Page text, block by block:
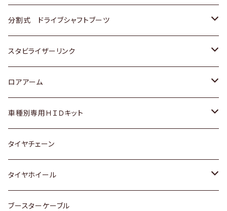
三菱
スバル
スバル
日産
いすゞ
ダイハツ
マツダ
三菱
スバル
レクサス
ホンダ
スズキ
日産
ダイハツ
マツダ
三菱
スバル
トヨタ
ホンダ
スズキ
日産
いすゞ
ダイハツ
マツダ
分割式 ドライブシャフトブーツ
トヨタ
ホンダ
スズキ
日産
ダイハツ
スバル
スタビライザーリンク
トヨタ
ホンダ
スズキ
日産
ダイハツ
ロアアーム
ホンダ
スズキ
日産
ダイハツ
車種別専用ＨＩＤキット
トヨタ
マツダ
タイヤチェーン
タイヤホイール
トヨタ
ブースターケーブル